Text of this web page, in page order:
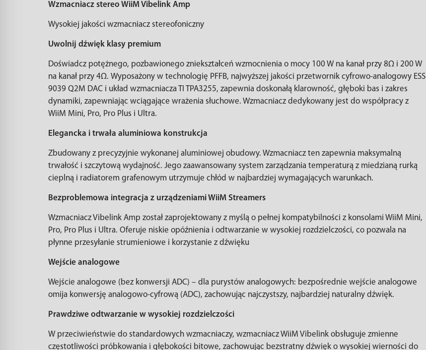
Wzmacniacz stereo WiiM Vibelink Amp
Wysokiej jakości wzmacniacz stereofoniczny
Uwolnij dźwięk klasy premium
Doświadcz potężnego, pozbawionego zniekształceń wzmocnienia o mocy 100 W na kanał przy 8Ω i 200 W
na kanał przy 4Ω. Wyposażony w technologię PFFB, najwyższej jakości przetwornik cyfrowo-analogowy ESS
9039 Q2M DAC i układ wzmacniacza TI TPA3255, zapewnia doskonałą klarowność, głęboki bas i zakres
dynamiki, zapewniając wciągające wrażenia słuchowe. Wzmacniacz dedykowany jest do współpracy z
WiiM Mini, Pro, Pro Plus i Ultra.
Elegancka i trwała aluminiowa konstrukcja
Zbudowany z precyzyjnie wykonanej aluminiowej obudowy. Wzmacniacz ten zapewnia maksymalną
trwałość i szczytową wydajność. Jego zaawansowany system zarządzania temperaturą z miedzianą rurką
cieplną i radiatorem grafenowym utrzymuje chłód w najbardziej wymagających warunkach.
Bezproblemowa integracja z urządzeniami WiiM Streamers
Wzmacniacz Vibelink Amp został zaprojektowany z myślą o pełnej kompatybilności z konsolami WiiM Mini,
Pro, Pro Plus i Ultra. Oferuje niskie opóźnienia i odtwarzanie w wysokiej rozdzielczości, co pozwala na
płynne przesyłanie strumieniowe i korzystanie z dźwięku
Wejście analogowe
Wejście analogowe (bez konwersji ADC) – dla purystów analogowych: bezpośrednie wejście analogowe
omija konwersję analogowo-cyfrową (ADC), zachowując najczystszy, najbardziej naturalny dźwięk.
Prawdziwe odtwarzanie w wysokiej rozdzielczości
W przeciwieństwie do standardowych wzmacniaczy, wzmacniacz WiiM Vibelink obsługuje zmienne
częstotliwości próbkowania i głębokości bitowe, zachowując bezstratny dźwięk o wysokiej wierności do